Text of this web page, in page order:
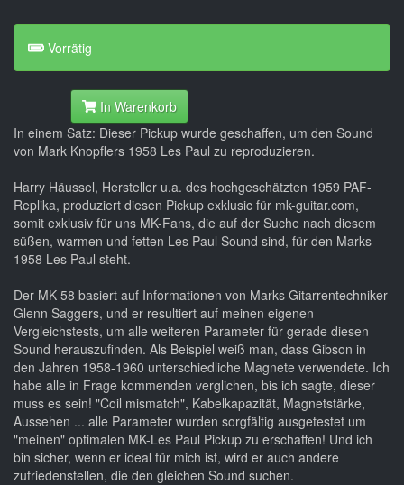
Vorrätig
In Warenkorb
In einem Satz: Dieser Pickup wurde geschaffen, um den Sound
von Mark Knopflers 1958 Les Paul zu reproduzieren.
Harry Häussel, Hersteller u.a. des hochgeschätzten 1959 PAF-
Replika, produziert diesen Pickup exklusic für mk-guitar.com,
somit exklusiv für uns MK-Fans, die auf der Suche nach diesem
süßen, warmen und fetten Les Paul Sound sind, für den Marks
1958 Les Paul steht.
Der MK-58 basiert auf Informationen von Marks Gitarrentechniker
Glenn Saggers, und er resultiert auf meinen eigenen
Vergleichstests, um alle weiteren Parameter für gerade diesen
Sound herauszufinden. Als Beispiel weiß man, dass Gibson in
den Jahren 1958-1960 unterschiedliche Magnete verwendete. Ich
habe alle in Frage kommenden verglichen, bis ich sagte, dieser
muss es sein! "Coil mismatch", Kabelkapazität, Magnetstärke,
Aussehen ... alle Parameter wurden sorgfältig ausgetestet um
"meinen" optimalen MK-Les Paul Pickup zu erschaffen! Und ich
bin sicher, wenn er ideal für mich ist, wird er auch andere
zufriedenstellen, die den gleichen Sound suchen.